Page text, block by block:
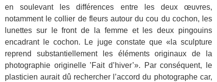
en soulevant les différences entre les deux œuvres,
notamment le collier de fleurs autour du cou du cochon, les
lunettes sur le front de la femme et les deux pingouins
encadrant le cochon. Le juge constate que « la sculpture
reprend substantiellement les éléments originaux de la
photographie originelle ’Fait d’hiver’». Par conséquent, le
plasticien aurait dû rechercher l’accord du photographe car,